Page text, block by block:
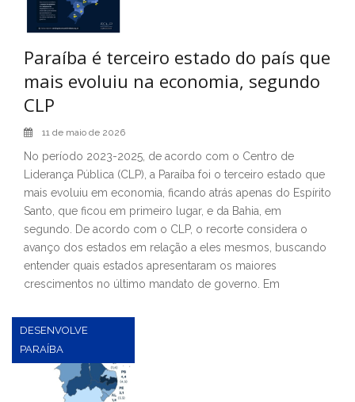
Paraíba é terceiro estado do país que
mais evoluiu na economia, segundo
CLP
11 de maio de 2026
No período 2023-2025, de acordo com o Centro de
Liderança Pública (CLP), a Paraíba foi o terceiro estado que
mais evoluiu em economia, ficando atrás apenas do Espírito
Santo, que ficou em primeiro lugar, e da Bahia, em
segundo. De acordo com o CLP, o recorte considera o
avanço dos estados em relação a eles mesmos, buscando
entender quais estados apresentaram os maiores
crescimentos no último mandato de governo. Em
DESENVOLVE
PARAÍBA